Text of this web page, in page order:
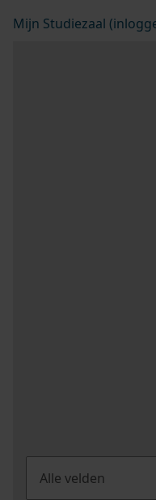
Mijn Studiezaal